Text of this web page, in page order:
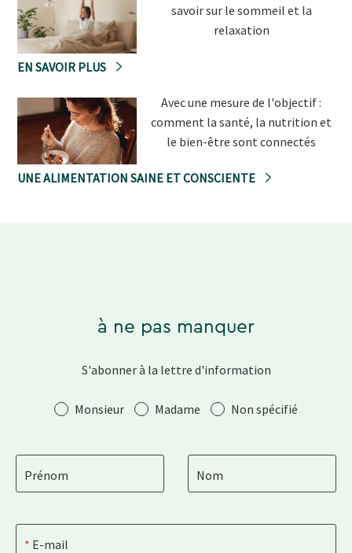
savoir sur le sommeil et la
relaxation
EN SAVOIR PLUS
Avec une mesure de l'objectif :
comment la santé, la nutrition et
le bien-être sont connectés
UNE ALIMENTATION SAINE ET CONSCIENTE
à ne pas manquer
S'abonner à la lettre d'information
SalutationMonsieur Madame Non spécifié
Prénom Nom
E-mail